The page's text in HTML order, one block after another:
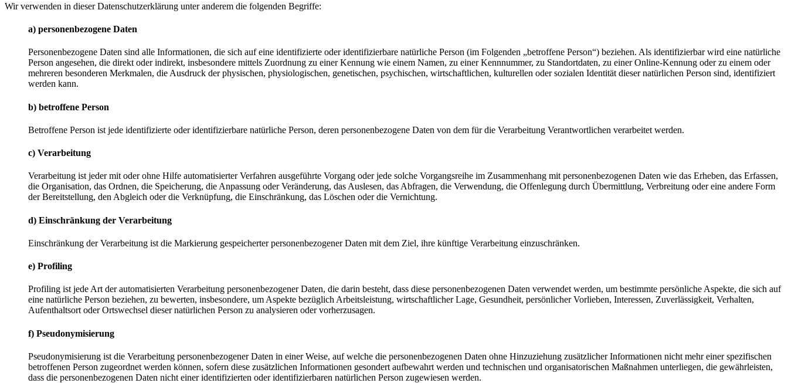
Wir verwenden in dieser Datenschutzerklärung unter anderem die folgenden Begriffe:
a) personenbezogene Daten
Personenbezogene Daten sind alle Informationen, die sich auf eine identifizierte oder identifizierbare natürliche Person (im Folgenden „betroffene Person“) beziehen. Als identifizierbar wird eine natürliche
Person angesehen, die direkt oder indirekt, insbesondere mittels Zuordnung zu einer Kennung wie einem Namen, zu einer Kennnummer, zu Standortdaten, zu einer Online-Kennung oder zu einem oder
mehreren besonderen Merkmalen, die Ausdruck der physischen, physiologischen, genetischen, psychischen, wirtschaftlichen, kulturellen oder sozialen Identität dieser natürlichen Person sind, identifiziert
werden kann.
b) betroffene Person
Betroffene Person ist jede identifizierte oder identifizierbare natürliche Person, deren personenbezogene Daten von dem für die Verarbeitung Verantwortlichen verarbeitet werden.
c) Verarbeitung
Verarbeitung ist jeder mit oder ohne Hilfe automatisierter Verfahren ausgeführte Vorgang oder jede solche Vorgangsreihe im Zusammenhang mit personenbezogenen Daten wie das Erheben, das Erfassen,
die Organisation, das Ordnen, die Speicherung, die Anpassung oder Veränderung, das Auslesen, das Abfragen, die Verwendung, die Offenlegung durch Übermittlung, Verbreitung oder eine andere Form
der Bereitstellung, den Abgleich oder die Verknüpfung, die Einschränkung, das Löschen oder die Vernichtung.
d) Einschränkung der Verarbeitung
Einschränkung der Verarbeitung ist die Markierung gespeicherter personenbezogener Daten mit dem Ziel, ihre künftige Verarbeitung einzuschränken.
e) Profiling
Profiling ist jede Art der automatisierten Verarbeitung personenbezogener Daten, die darin besteht, dass diese personenbezogenen Daten verwendet werden, um bestimmte persönliche Aspekte, die sich auf
eine natürliche Person beziehen, zu bewerten, insbesondere, um Aspekte bezüglich Arbeitsleistung, wirtschaftlicher Lage, Gesundheit, persönlicher Vorlieben, Interessen, Zuverlässigkeit, Verhalten,
Aufenthaltsort oder Ortswechsel dieser natürlichen Person zu analysieren oder vorherzusagen.
f) Pseudonymisierung
Pseudonymisierung ist die Verarbeitung personenbezogener Daten in einer Weise, auf welche die personenbezogenen Daten ohne Hinzuziehung zusätzlicher Informationen nicht mehr einer spezifischen
betroffenen Person zugeordnet werden können, sofern diese zusätzlichen Informationen gesondert aufbewahrt werden und technischen und organisatorischen Maßnahmen unterliegen, die gewährleisten,
dass die personenbezogenen Daten nicht einer identifizierten oder identifizierbaren natürlichen Person zugewiesen werden.